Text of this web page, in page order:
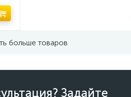
больше товаров
Задайте